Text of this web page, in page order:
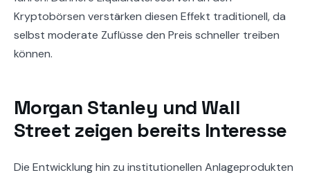
Kryptobörsen verstärken diesen Effekt traditionell, da
selbst moderate Zuflüsse den Preis schneller treiben
können.
Morgan Stanley und Wall
Street zeigen bereits Interesse
Die Entwicklung hin zu institutionellen Anlageprodukten